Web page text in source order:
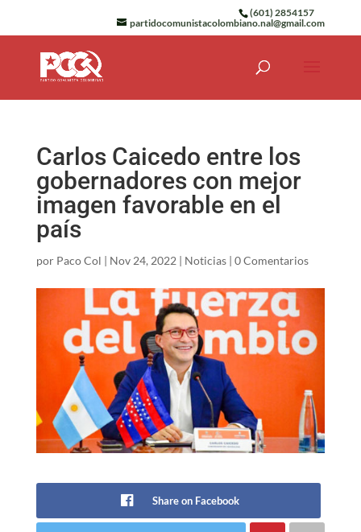
(601) 2854157
partidocomunistacolombiano.nal@gmail.com
Carlos Caicedo entre los
gobernadores con mejor
imagen favorable en el
país
por Paco Col | Nov 24, 2022 | Noticias| 0 Comentarios
Share on Facebook